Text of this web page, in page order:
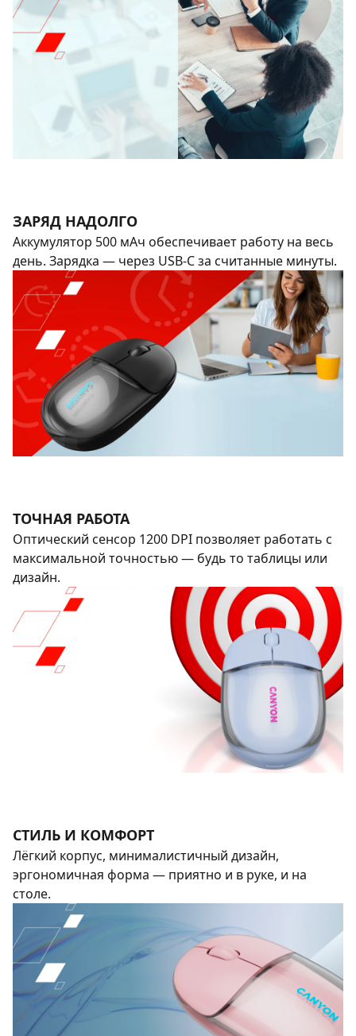
ЗАРЯД НАДОЛГО
Аккумулятор 500 мАч обеспечивает работу на весь
день. Зарядка — через USB-C за считанные минуты.
ТОЧНАЯ РАБОТА
Оптический сенсор 1200 DPI позволяет работать с
максимальной точностью — будь то таблицы или
дизайн.
СТИЛЬ И КОМФОРТ
Лёгкий корпус, минималистичный дизайн,
эргономичная форма — приятно и в руке, и на
столе.